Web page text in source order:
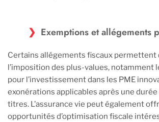
Exemptions et allégements
Certains allégements fiscaux permettent
l’imposition des plus-values, notamment
pour l’investissement dans les PME
exonérations applicables après une
titres. L’assurance vie peut également
opportunités d’optimisation fiscale